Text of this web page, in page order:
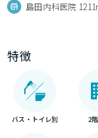
島田内科医院
特徴
バス・トイレ別 2